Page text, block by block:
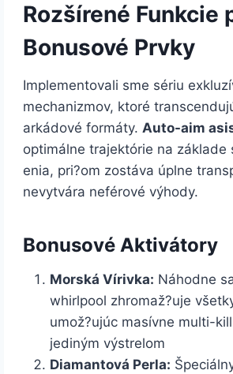
Rozšírené Funkcie
Bonusové Prvky
Implementovali sme sériu
mechanizmov, ktoré
arkádové formáty. Auto-aim
optimálne trajektórie na základe
enia, pri?om zostáva úplne
nevytvára neférové výhody.
Bonusové Aktivátory
Morská Vírivka: Náhodne
whirlpool zhromaž?uje
umož?ujúc masívne multi-
jediným výstrelom
Diamantová Perla: